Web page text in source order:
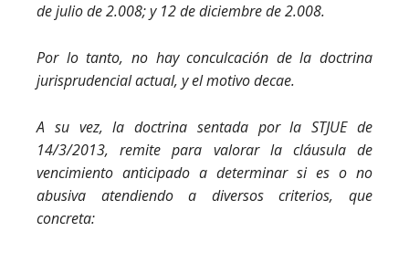
de julio de 2.008; y 12 de diciembre de 2.008.
Por lo tanto, no hay conculcación de la doctrina
jurisprudencial actual, y el motivo decae.
A su vez, la doctrina sentada por la STJUE de
14/3/2013, remite para valorar la cláusula de
vencimiento anticipado a determinar si es o no
abusiva atendiendo a diversos criterios, que
concreta: